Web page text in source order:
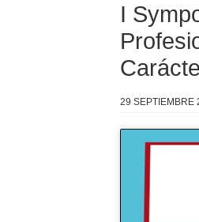
I
29 SEPTIEMBRE